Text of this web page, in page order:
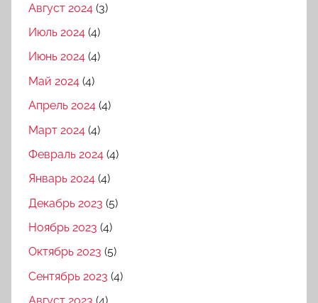
Август 2024 (3)
Июль 2024 (4)
Июнь 2024 (4)
Май 2024 (4)
Апрель 2024 (4)
Март 2024 (4)
Февраль 2024 (4)
Январь 2024 (4)
Декабрь 2023 (5)
Ноябрь 2023 (4)
Октябрь 2023 (5)
Сентябрь 2023 (4)